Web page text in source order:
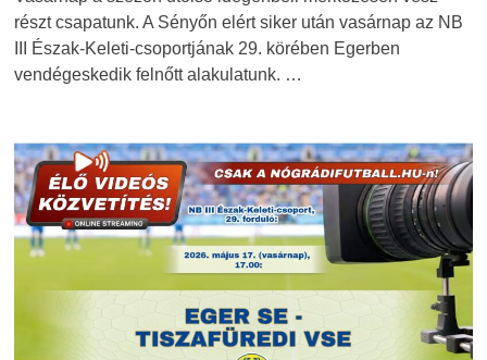
részt csapatunk. A Sényőn elért siker után vasárnap az NB
III Észak-Keleti-csoportjának 29. körében Egerben
vendégeskedik felnőtt alakulatunk. …